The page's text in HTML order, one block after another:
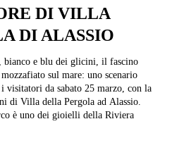
DI VILLA
DI ALASSIO
bianco e blu dei glicini, il fascino
sul mare: uno scenario
visitatori da sabato 25 marzo, con la
di Villa della Pergola ad Alassio.
è uno dei gioielli della Riviera